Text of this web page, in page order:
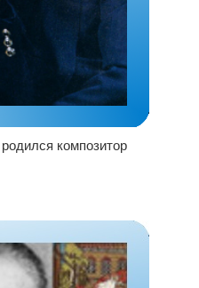
композитор